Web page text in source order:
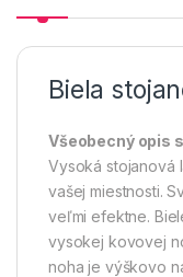
Biela
Všeobecný opis
Vysoká stojanová
vašej miestnosti.
veľmi efektne.
vysokej kovovej
noha je výškovo